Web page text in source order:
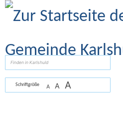
Zum Inhalt
Schriftgröße A A A